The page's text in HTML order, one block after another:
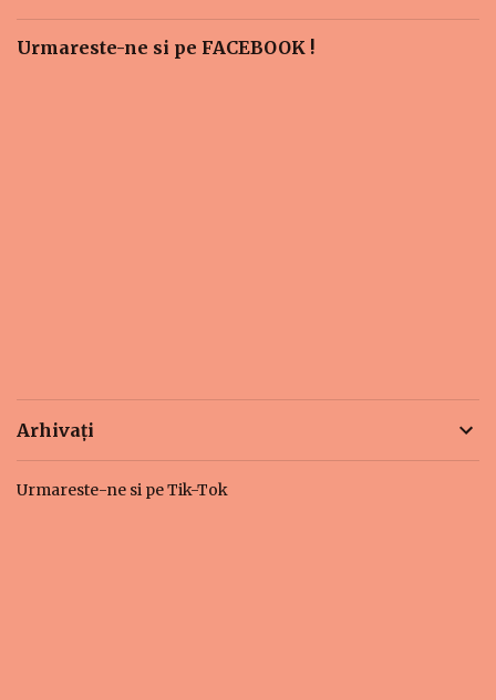
Urmareste-ne si pe FACEBOOK !
Arhivați
Urmareste-ne si pe Tik-Tok